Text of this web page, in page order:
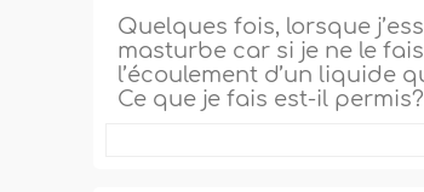
Quelques fois, lorsque
masturbe car si je ne le
l’écoulement d’un liquide
Ce que je fais est-il